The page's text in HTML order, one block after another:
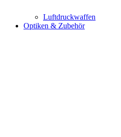
Luftdruckwaffen
Optiken & Zubehör